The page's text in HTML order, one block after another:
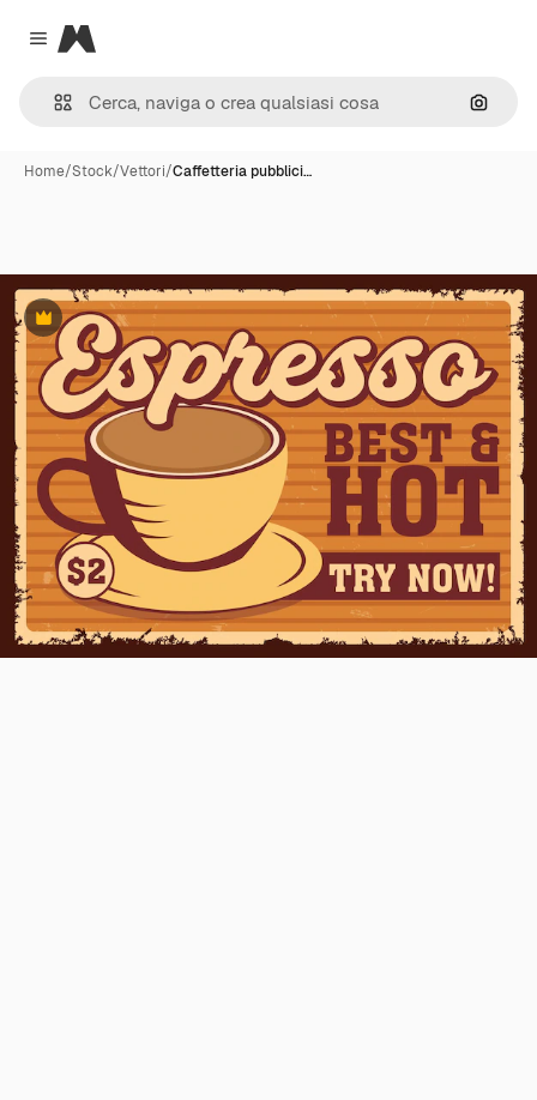
Close menu
Magnific
Cerca
Home/Stock/Vettori/Caffetteria pubblici…
Premium